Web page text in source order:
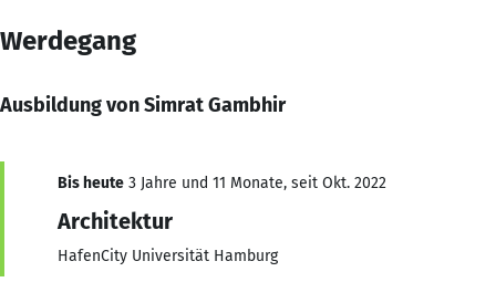
Werdegang
Ausbildung von Simrat Gambhir
Bis heute 3 Jahre und 11 Monate, seit Okt. 2022
Architektur
HafenCity Universität Hamburg